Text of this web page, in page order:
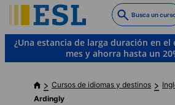
to
main
content
Busca un
¿Una estancia de larga duración en el
mes y ahorra hasta un
Cursos de idiomas y destinos
Ardingly